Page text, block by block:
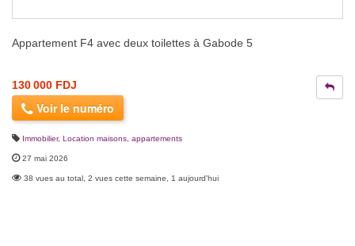
Appartement F4 avec deux toilettes à Gabode 5
130 000 FDJ
Voir le numéro
Immobilier, Location maisons, appartements
27 mai 2026
38 vues au total, 2 vues cette semaine, 1 aujourd'hui